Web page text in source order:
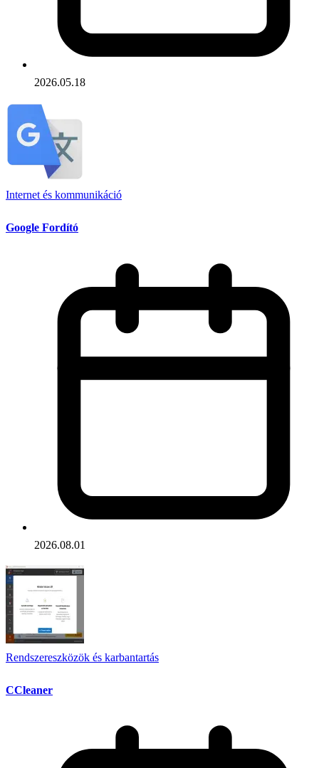
2026.05.18
Internet és kommunikáció
Google Fordító
2026.08.01
Rendszereszközök és karbantartás
CCleaner